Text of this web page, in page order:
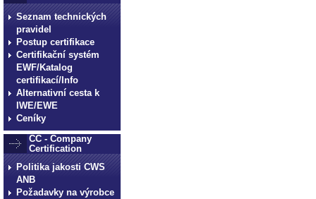
Seznam technických
pravidel
Postup certifikace
Certifikační systém
EWF/Katalog
certifikací/Info
Alternativní cesta k
IWE/EWE
Ceníky
CC - Company
Certification
Politika jakosti CWS
ANB
Požadavky na výrobce